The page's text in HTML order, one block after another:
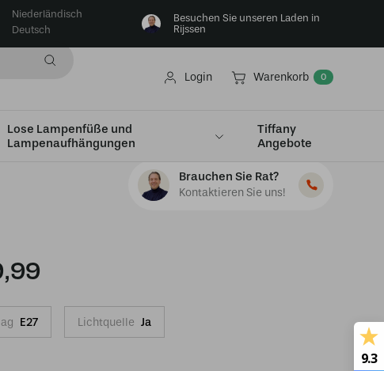
Niederländisch
Deutsch
Besuchen Sie unseren Laden in
Rijssen
Login Warenkorb 0
Lose Lampenfüße und
Lampenaufhängungen
Tiffany
Angebote
Brauchen Sie Rat?
Kontaktieren Sie uns!
E27 Lichtquelle Ja
9.3